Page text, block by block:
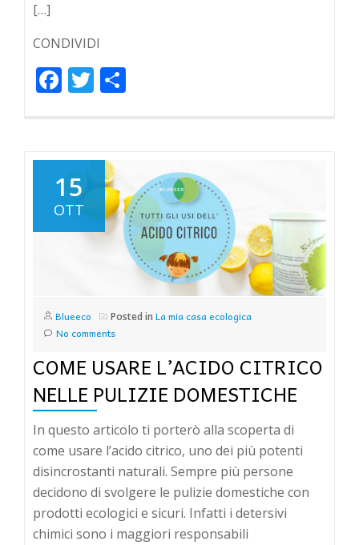
[…]
CONDIVIDI
FacebookTwitter
15
OTT
Blueeco Posted in La mia casa ecologica
No comments
COME USARE L’ACIDO CITRICO
NELLE PULIZIE DOMESTICHE
In questo articolo ti porterò alla scoperta di
come usare l’acido citrico, uno dei più potenti
disincrostanti naturali. Sempre più persone
decidono di svolgere le pulizie domestiche con
prodotti ecologici e sicuri. Infatti i detersivi
chimici sono i maggiori responsabili